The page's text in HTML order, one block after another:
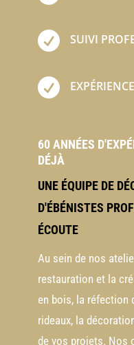
 SUIVI

60 ANNÉES
DÉJÀ
UNE ÉQUIPE DE
D'ÉBÉNISTES
ÉCOUTE
Au sein de nos
restauration et la
en bois, la réfection
rideaux, la
de vos projets. Nos